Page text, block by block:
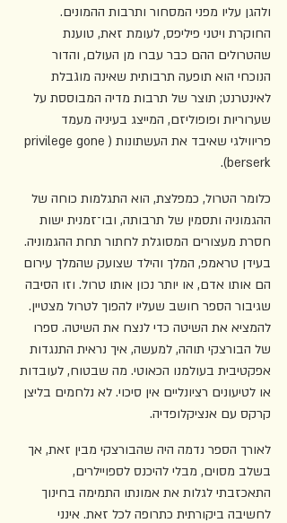
ולהגן עליו מפני המסחור ותרבות ההמונים.
החוקרת ויטני פיליפס, לעומת זאת, טוענת
שהטרולים ההם כבר עברו מן העולם, והדור
הנוכחי הוא תופעה תרבותית שאינה מוגבלת
לאינטרנט; תוצר של תרבות מדיה המבוססת על
שערוריות ופופוליזם, המייצג בעיניה מעמד
פריווילגי שאיבד את העשתונות (privilege gone
berserk).
כלומר הטרול, כמפלצת, הוא התגלמות כוחה של
ההגמוניה ותסמין של תרבותה, ובו־זמנית ישות
חסרת מעצורים המסוגלת לחתור תחת ההגמוניה.
בעידן טראמפ, המלך והילד שצועק שהמלך עירום
הם אותו אדם, או יותר נכון אותו טרול. וזו הסיבה
שגיבור הספר חושב שעליו להפוך לטרול מצטיין.
להמציא את השיטה כדי לנצח את השיטה. ספרו
של הבורצקי תוהה, למעשה, איך נראית התנגדות
אפקטיבית בעולמנו הכאוטי. מה שבטוח, לעובדות
או לטיעונים רציונליים אין סיכוי. לא נלחמים בליצן
קרקס עם אנציקלופדיה.
לאורך הספר נדמה היה שהבורצקי מבין זאת, אך
בשלב מסוים, מבלי להיכנס לספויילרים,
התאכזבתי לגלות את אמונתו התמימה בחינוך
לחשיבה ביקורתית כתרופה לכל זאת. אינני